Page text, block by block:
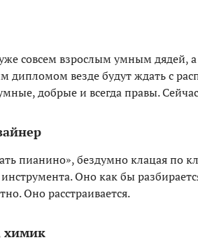
совсем взрослым умным дядей,
дипломом везде будут ждать с
добрые и всегда правы.
пианино», бездумно клацая по
Оно как бы
Оно расстраивается.
химик